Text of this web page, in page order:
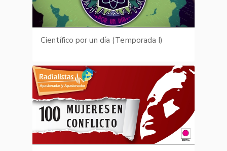
Científico por un día (Temporada I)